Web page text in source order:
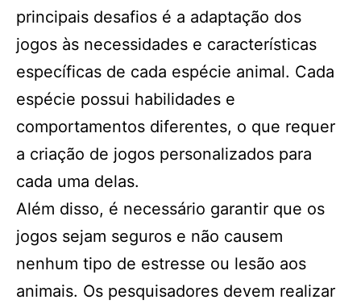
principais desafios é a adaptação dos
jogos às necessidades e características
específicas de cada espécie animal. Cada
espécie possui habilidades e
comportamentos diferentes, o que requer
a criação de jogos personalizados para
cada uma delas.
Além disso, é necessário garantir que os
jogos sejam seguros e não causem
nenhum tipo de estresse ou lesão aos
animais. Os pesquisadores devem realizar